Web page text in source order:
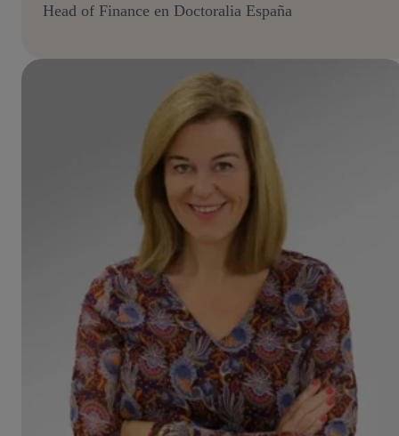
Head of Finance en Doctoralia España